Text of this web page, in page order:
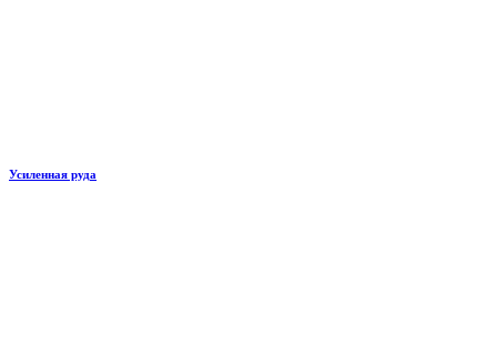
Усиленная руда